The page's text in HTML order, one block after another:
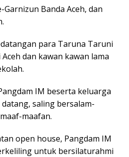
Banda Aceh, dan
para Taruna Taruni
dan kawan kawan lama
IM beserta keluarga
saling bersalam-
maafan.
open house, Pangdam IM
untuk bersilaturahmi